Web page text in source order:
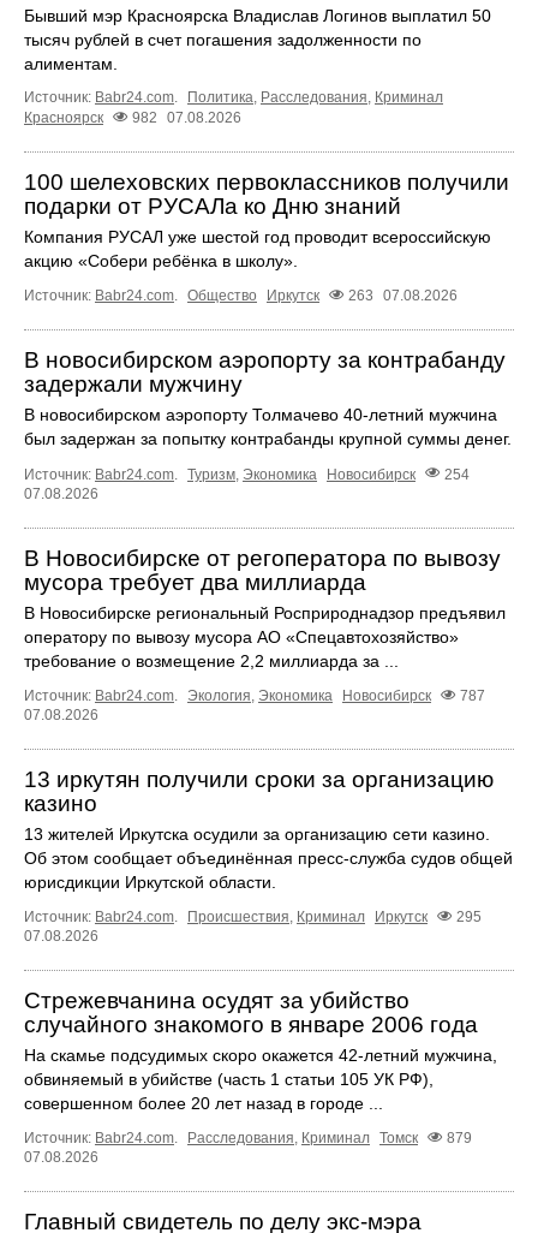
Бывший мэр Красноярска Владислав Логинов выплатил 50
тысяч рублей в счет погашения задолженности по
алиментам.
Источник: Babr24.com. Политика, Расследования, Криминал
Красноярск
982 07.08.2026
100 шелеховских первоклассников получили
подарки от РУСАЛа ко Дню знаний
Компания РУСАЛ уже шестой год проводит всероссийскую
акцию «Собери ребёнка в школу».
Источник: Babr24.com. Общество Иркутск 263 07.08.2026
В новосибирском аэропорту за контрабанду
задержали мужчину
В новосибирском аэропорту Толмачево 40-летний мужчина
был задержан за попытку контрабанды крупной суммы денег.
Источник: Babr24.com Туризм Экономика Новосибирск
254
07.08.2026
В Новосибирске от регоператора по вывозу
мусора требует два миллиарда
В Новосибирске региональный Росприроднадзор предъявил
оператору по вывозу мусора АО «Спецавтохозяйство»
требование о возмещение 2,2 миллиарда за ...
Источник: Babr24.com Экология Экономика Новосибирск
787
07.08.2026
13 иркутян получили сроки за организацию
казино
13 жителей Иркутска осудили за организацию сети казино.
Об этом сообщает объединённая пресс‑служба судов общей
юрисдикции Иркутской области.
Источник: Babr24.com Происшествия Криминал Иркутск
295
07.08.2026
Стрежевчанина осудят за убийство
случайного знакомого в январе 2006 года
На скамье подсудимых скоро окажется 42-летний мужчина,
обвиняемый в убийстве (часть 1 статьи 105 УК РФ),
совершенном более 20 лет назад в городе ...
Источник: Babr24.com. Расследования, Криминал Томск
879
07.08.2026
Главный свидетель по делу экс-мэра